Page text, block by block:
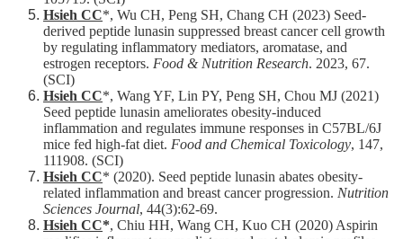
Hsieh CC*, Wu CH, Peng SH, Chang CH (2023) Seed-
derived peptide lunasin suppressed breast cancer cell growth
by regulating inflammatory mediators, aromatase, and
estrogen receptors. Food & Nutrition Research. 2023, 67.
(SCI)
Hsieh CC*, Wang YF, Lin PY, Peng SH, Chou MJ (2021)
Seed peptide lunasin ameliorates obesity-induced
inflammation and regulates immune responses in C57BL/6J
mice fed high-fat diet. Food and Chemical Toxicology, 147,
111908. (SCI)
Hsieh CC* (2020). Seed peptide lunasin abates obesity-
related inflammation and breast cancer progression. Nutrition
Sciences Journal, 44(3):62-69.
Hsieh CC*, Chiu HH, Wang CH, Kuo CH (2020) Aspirin